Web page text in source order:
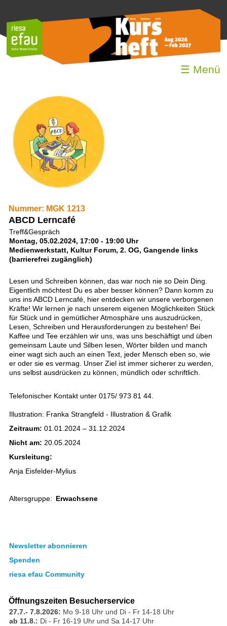
☰ Menü
Nummer: MGK 1213
ABCD Lerncafé
Treff&Gespräch
Montag, 05.02.2024, 17:00 - 19:00 Uhr
Medienwerkstatt, Kultur Forum, 2. OG, Gangende links
(barrierefrei zugänglich)
Lesen und Schreiben können, das war noch nie so Dein Ding.
Eigentlich möchtest Du es aber besser können? Dann komm zu
uns ins ABCD Lerncafé, hier entdecken wir unsere verborgenen
Kräfte! Wir lernen je nach unserem eigenen Möglichkeiten Stück
für Stück und in gemütlicher Atmosphäre uns auszudrücken,
Lesen, Schreiben und Herausforderungen zu bestehen! Bei
Kaffee und Tee erzählen wir uns, was uns beschäftigt und üben
gemeinsam Laute und Silben lesen, Wörter bilden und manch
einer wagt sich auch an einen Text, jeder Mensch eben so, wie
er oder sie es vermag. Unser Ziel ist immer sicherer zu werden,
uns selbst ausdrücken zu können, mündlich oder schriftlich.
Telefonischer Kontakt unter 0175/ 973 81 44.
Illustration: Franka Strangfeld - Illustration & Grafik
Zeitraum: 01.01.2024 – 31.12.2024
Nicht am: 20.05.2024
Kursleitung:
Anja Eisfelder-Mylius
Altersgruppe: Erwachsene
Newsletter abonnieren
Spenden
riesa efau Community
Öffnungszeiten Besucherservice
27.7.- 7.8.2026: Mo 9-18 Uhr und Di - Fr 14-18 Uhr
ab 11.8.: Di - Fr 16-19 Uhr und Sa 14-17 Uhr